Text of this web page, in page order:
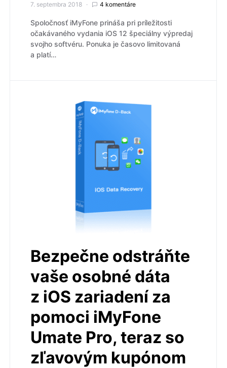
7. septembra 2018 4 komentáre
Spoločnosť iMyFone prináša pri príležitosti
očakávaného vydania iOS 12 špeciálny výpredaj
svojho softvéru. Ponuka je časovo limitovaná
a platí…
Bezpečne odstráňte
vaše osobné dáta
z iOS zariadení za
pomoci iMyFone
Umate Pro, teraz so
zľavovým kupónom